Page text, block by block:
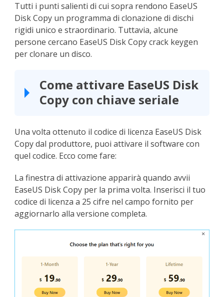
Tutti i punti salienti di cui sopra rendono EaseUS
Disk Copy un programma di clonazione di dischi
rigidi unico e straordinario. Tuttavia, alcune
persone cercano EaseUS Disk Copy crack keygen
per clonare un disco.
Come attivare EaseUS Disk
Copy con chiave seriale
Una volta ottenuto il codice di licenza EaseUS Disk
Copy dal produttore, puoi attivare il software con
quel codice. Ecco come fare:
La finestra di attivazione apparirà quando avvii
EaseUS Disk Copy per la prima volta. Inserisci il tuo
codice di licenza a 25 cifre nel campo fornito per
aggiornarlo alla versione completa.